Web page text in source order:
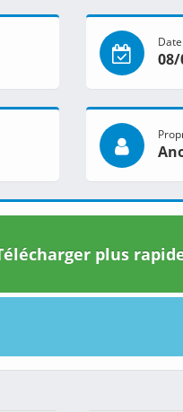
08/
plus